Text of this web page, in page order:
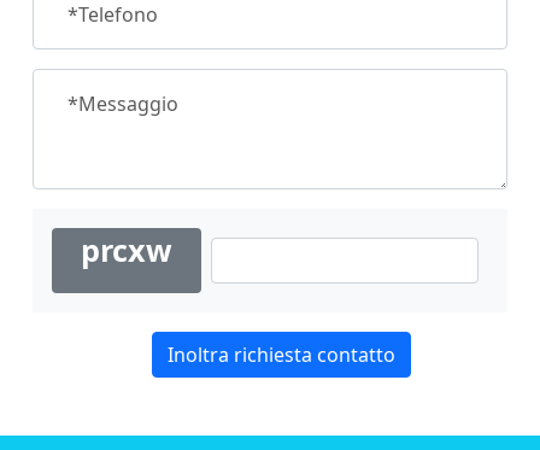
*Telefono
*Messaggio
prcxw